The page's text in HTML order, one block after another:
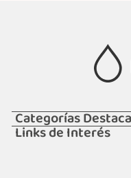
Categorías
Links de Interés